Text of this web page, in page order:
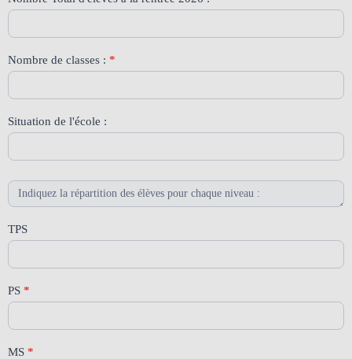
Nombre de classes : *
Situation de l'école :
TPS
PS *
MS *